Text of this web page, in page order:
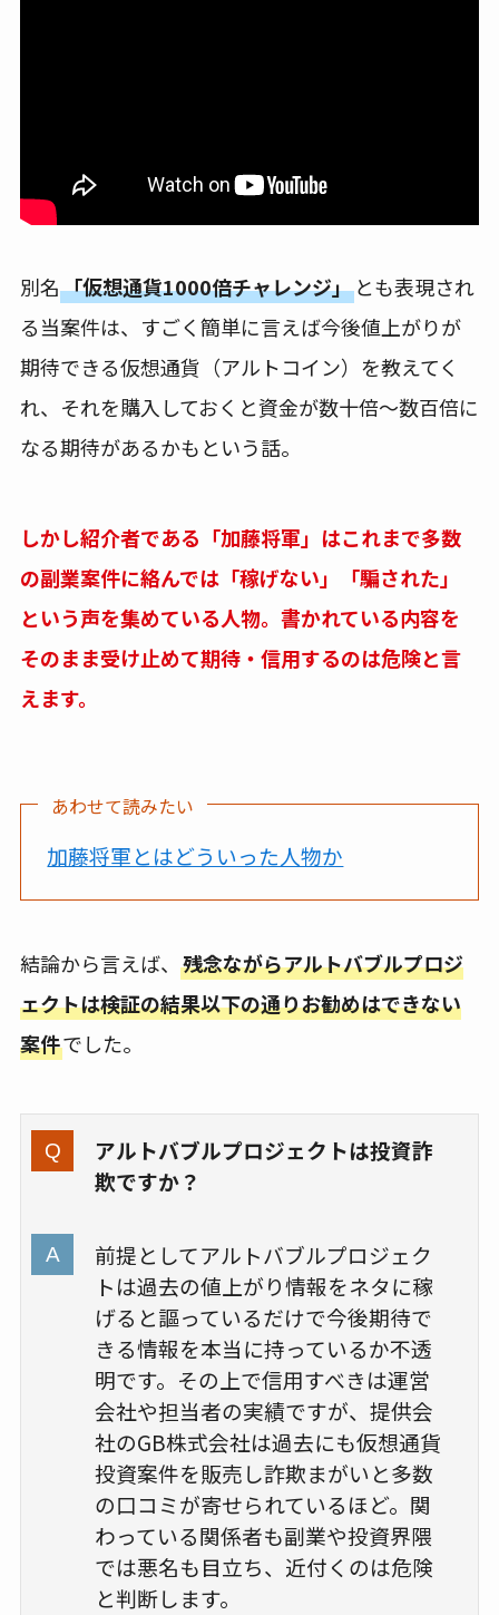
別名「仮想通貨1000倍チャレンジ」とも表現され
る当案件は、すごく簡単に言えば今後値上がりが
期待できる仮想通貨（アルトコイン）を教えてく
れ、それを購入しておくと資金が数十倍～数百倍に
なる期待があるかもという話。
しかし紹介者である「加藤将軍」はこれまで多数
の副業案件に絡んでは「稼げない」「騙された」
という声を集めている人物。書かれている内容を
そのまま受け止めて期待・信用するのは危険と言
えます。
あわせて読みたい
加藤将軍とはどういった人物か
結論から言えば、 残念ながらアルトバブルプロジ
ェクトは検証の結果以下の通りお勧めはできない
案件でした。
アルトバブルプロジェクトは投資詐
欺ですか？
前提としてアルトバブルプロジェク
トは過去の値上がり情報をネタに稼
げると謳っているだけで今後期待で
きる情報を本当に持っているか不透
明です。その上で信用すべきは運営
会社や担当者の実績ですが、提供会
社のGB株式会社は過去にも仮想通貨
投資案件を販売し詐欺まがいと多数
の口コミが寄せられているほど。関
わっている関係者も副業や投資界隈
では悪名も目立ち、近付くのは危険
と判断します。